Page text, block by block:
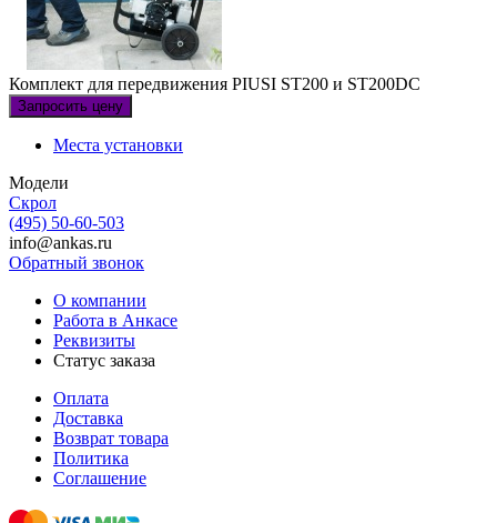
Комплект для передвижения PIUSI ST200 и ST200DC
Запросить цену
Места установки
Модели
Скрол
(495) 50-60-503
info@ankas.ru
Обратный звонок
О компании
Работа в Анкасе
Реквизиты
Статус заказа
Оплата
Доставка
Возврат товара
Политика
Соглашение